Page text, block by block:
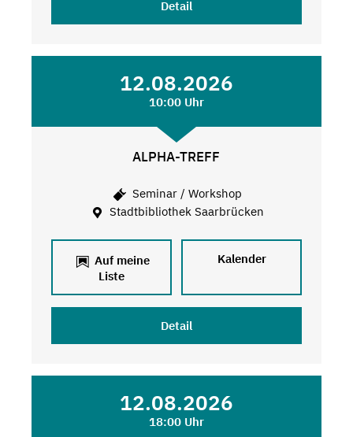
Detail
12.08.2026
10:00 Uhr
ALPHA-TREFF
Seminar / Workshop
Stadtbibliothek Saarbrücken
Auf meine
Liste
Kalender
Detail
12.08.2026
18:00 Uhr